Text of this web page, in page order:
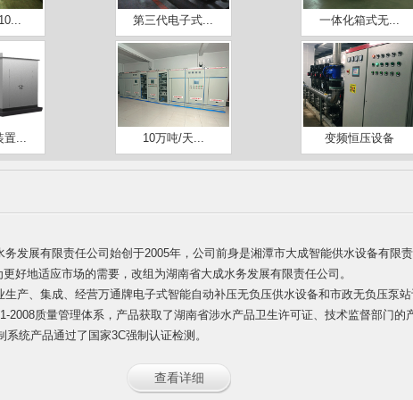
第三代电子式... 一体化箱式无...
置... 10万吨/天... 变频恒压设备
务发展有限责任公司始创于2005年，公司前身是湘潭市大成智能供水设备有限
好地适应市场的需要，改组为湖南省大成水务发展有限责任公司。
生产、集成、经营万通牌电子式智能自动补压无负压供水设备和市政无负压泵站
2008质量管理体系，产品获取了湖南省涉水产品卫生许可证、技术监督部门的
系统产品通过了国家3C强制认证检测。
查看详细